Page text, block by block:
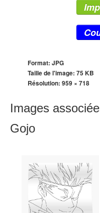
Format: JPG
Taille de l'image: 75 KB
Résolution: 959 × 718
Images
Gojo